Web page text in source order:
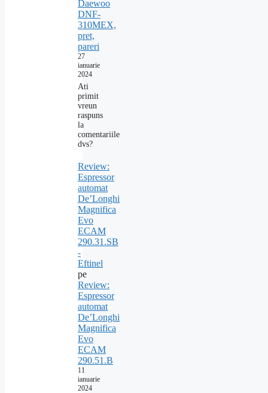
Daewoo
DNF-
310MEX,
pret,
pareri
27
ianuarie
2024
Ati
primit
vreun
raspuns
la
comentariile
dvs?
Review:
Espressor
automat
De’Longhi
Magnifica
Evo
ECAM
290.31.SB
-
Eftinel
pe
Review:
Espressor
automat
De’Longhi
Magnifica
Evo
ECAM
290.51.B
11
ianuarie
2024